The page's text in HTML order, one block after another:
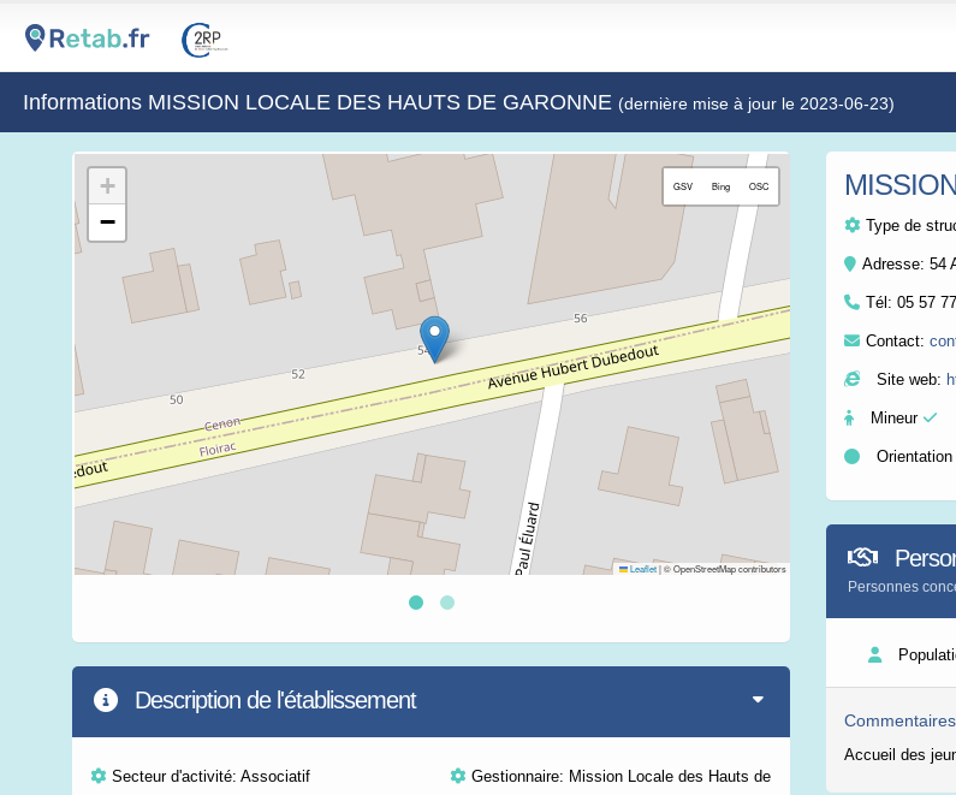
Informations MISSION LOCALE DES HAUTS DE GARONNE (dernière mise à jour le 2023-06-23)
+
−
GSV Bing OSC
Leaflet|© OpenStreetMap contributors
Description de l'établissement
Secteur d'activité: Associatif
Gestionnaire: Mission Locale des Hauts de
Type de
Adresse: 54
Tél: 05 57
Contact:
Site web:
Mineur
Orientation
Personnes
Commentaires
Accueil des